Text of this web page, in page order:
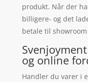
produkt. Når der
billigere- og det
betale til
og online
Handler du varer i